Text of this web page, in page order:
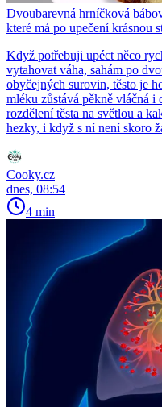
Dvoubarevná hrníčková
které má po upečení krásnou
Když potřebuji upéct něco
vytahovat váha, sahám po
obyčejných surovin, těsto je
mléku zůstává pěkně vláčná
rozdělení těsta na světlou a
hezky, i když s ní není skoro
Cooky.cz
dnes, 08:54
4 min